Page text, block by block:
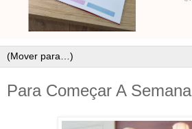
Para Começar A Semana